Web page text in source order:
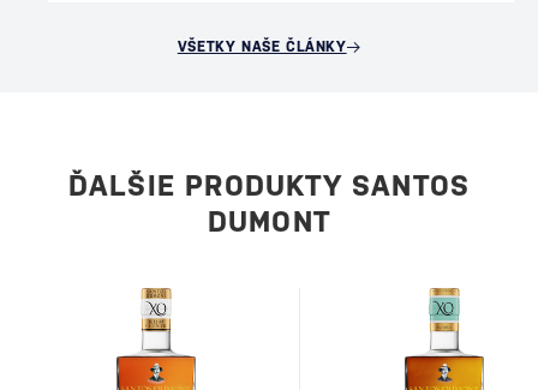
VŠETKY NAŠE ČLÁNKY
ĎALŠIE PRODUKTY SANTOS
DUMONT